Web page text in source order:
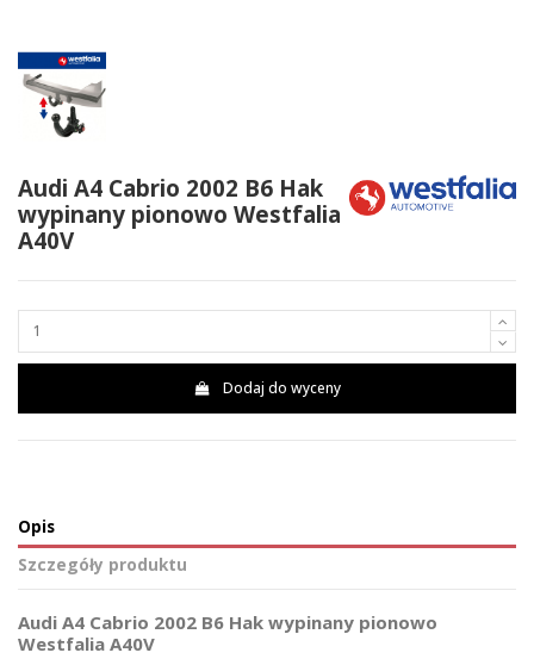
Audi A4 Cabrio 2002 B6 Hak
wypinany pionowo Westfalia
A40V
Dodaj do wyceny
Opis
Szczegóły produktu
Audi A4 Cabrio 2002 B6 Hak wypinany pionowo
Westfalia A40V